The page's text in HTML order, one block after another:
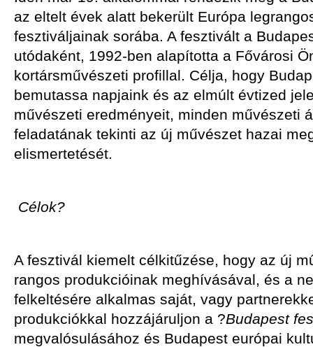
az eltelt évek alatt bekerült Európa
fesztiváljainak sorába. A fesztivált a
utódaként, 1992-ben alapította a Fővárosi
kortársművészeti profillal. Célja, hogy
bemutassa napjaink és az elmúlt évtized
művészeti eredményeit, minden művészeti
feladatának tekinti az új művészet hazai
elismertetését.
Célok?
A fesztivál kiemelt célkitűzése, hogy az új
rangos produkcióinak meghívásával, és a
felkeltésére alkalmas saját, vagy
produkciókkal hozzájáruljon a ?Budapest
megvalósulásához és Budapest európai